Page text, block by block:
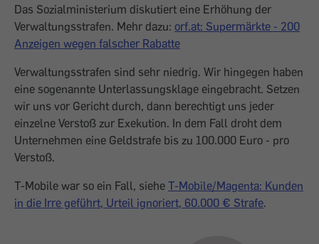
Das Sozialministerium diskutiert eine Erhöhung der
Verwaltungsstrafen. Mehr dazu: orf.at: Supermärkte - 200
Anzeigen wegen falscher Rabatte
Verwaltungsstrafen sind sehr niedrig. Wir hingegen haben
eine sogenannte Unterlassungsklage eingebracht. Setzen
wir uns vor Gericht durch, dann berechtigt uns jeder
einzelne Verstoß zur Exekution. In dem Fall droht dem
Unternehmen eine Geldstrafe bis zu 100.000 Euro - pro
Verstoß.
T-Mobile war so ein Fall, siehe T-Mobile/Magenta: Kunden
in die Irre geführt, Urteil ignoriert, 60.000 € Strafe.